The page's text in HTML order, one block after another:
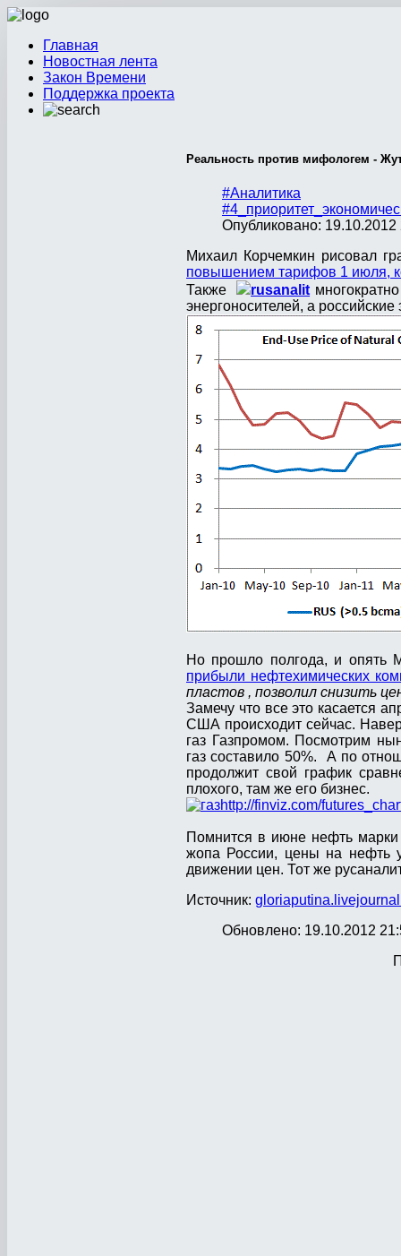
Главная
Новостная лента
Закон Времени
Поддержка проекта
Реальность против мифологем -
#Аналитика
Опубликовано: 19.10.2012
Михаил Корчемкин рисовал
повышением тарифов 1 июля,
Также
rusanalit
энергоносителей, а
Но прошло полгода, и опять
прибыли нефтехимических
пластов , позволил снизить
Замечу что все это касается
США происходит сейчас.
газ Газпромом. Посмотрим
газ составило 50%. А по
продолжит свой график
плохого, там же его бизнес.
http://finviz.com/
Помнится в июне нефть
жопа России, цены на нефть
движении цен. Тот же
Источник:
Обновлено: 19.10.2012